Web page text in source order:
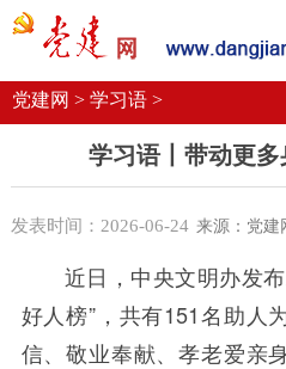
党建要闻
机关党建
校园党建
党建网 > 学习语 >
学习语丨带动更
发表时间：2026-06-24 来源：党建
近日，中央文明办发
好人榜”，共有151名助人
信、敬业奉献、孝老爱亲